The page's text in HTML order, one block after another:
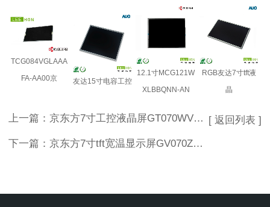
TCG084VGLAAA
FA-AA00京
友达15寸电容工控
12.1寸MCG121W
XLBBQNN-AN
RGB友达7寸tft液
晶
上一篇： 京东方7寸工控液晶屏GT070WVM-N10-DGP0高性价比
下一篇： 京东方7寸tft宽温显示屏GV070Z8M-N10
[ 返回列表 ]